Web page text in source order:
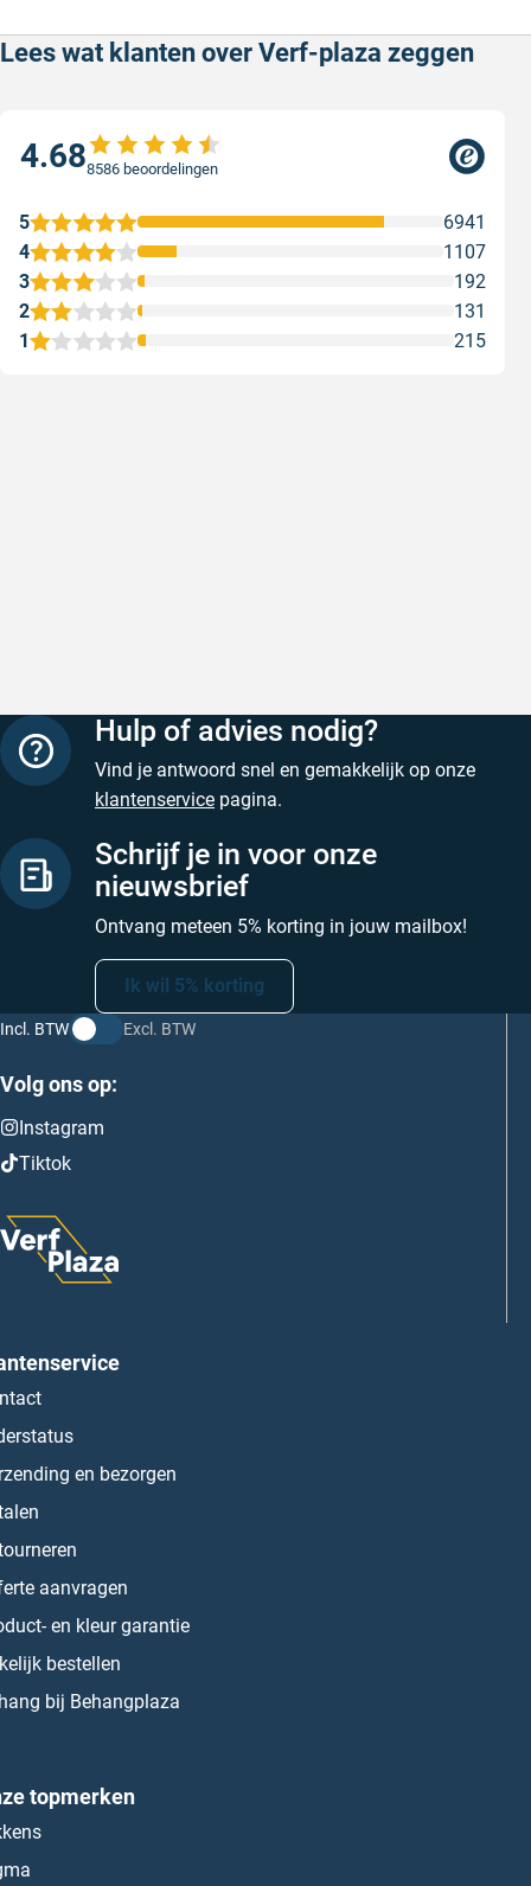
Lees wat klanten over Verf-plaza zeggen
4.688586 beoordelingen
1 215
2 131
3 192
4 1107
5 6941
Hulp of advies nodig?
Vind je antwoord snel en gemakkelijk op onze
klantenservice pagina.
Schrijf je in voor onze
nieuwsbrief
Ontvang meteen 5% korting in jouw mailbox!
Ik wil 5% korting
Incl. BTW Excl. BTW
Volg ons op:
Instagram
Tiktok
en bezorgen
aanvragen
en kleur garantie
bestellen
bij Behangplaza
topmerken